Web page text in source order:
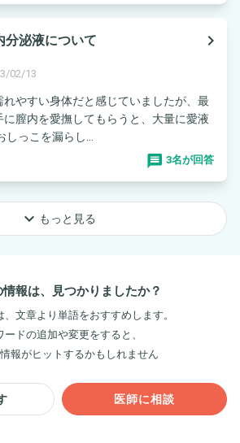
分泌液について
navigate_next
02/13
れやすい身体だと感じていましたが、最
膣内を愛撫してもらうと、大量に愛液
っこを漏らし...
3名が回答
keyboard_arrow_down もっと見る
報は、見つかりましたか？
、文章より単語をおすすめします。
ードの追加や変更をすると、
報がヒットするかもしれません
医師に相談